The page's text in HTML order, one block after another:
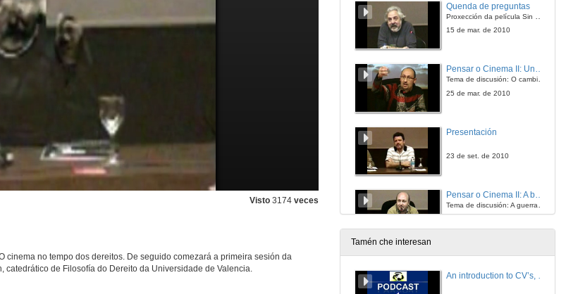
Visto 3174 veces
no tempo dos dereitos. De seguido comezará a primeira sesión da
de Filosofía do Dereito da Universidade de Valencia.
Quenda de preguntas
Proxección da película Sin Perdón e relatorio a cargo de Javier de Lucas Martín
15 de mar. de 2010
Pensar o Cinema II: Unha verdade incómoda
Tema de discusión: O cambio climático
25 de mar. de 2010
Presentación
23 de set. de 2010
Pensar o Cinema II: A batalla de Argel
Tema de discusión: A guerra contra o terrorismo.
Presentación
Tamén che interesan
An introduction to CV’s, letters, and job searching